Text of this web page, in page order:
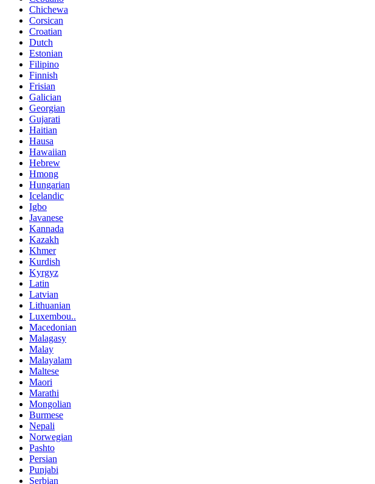
Chichewa
Corsican
Croatian
Dutch
Estonian
Filipino
Finnish
Frisian
Galician
Georgian
Gujarati
Haitian
Hausa
Hawaiian
Hebrew
Hmong
Hungarian
Icelandic
Igbo
Javanese
Kannada
Kazakh
Khmer
Kurdish
Kyrgyz
Latin
Latvian
Lithuanian
Luxembou..
Macedonian
Malagasy
Malay
Malayalam
Maltese
Maori
Marathi
Mongolian
Burmese
Nepali
Norwegian
Pashto
Persian
Punjabi
Serbian